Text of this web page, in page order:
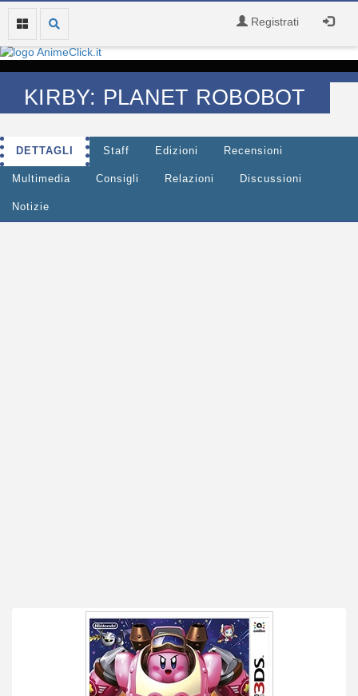
Registrati
KIRBY: PLANET ROBOBOT
DETTAGLI Staff Edizioni Recensioni
Multimedia Consigli Relazioni Discussioni
Notizie